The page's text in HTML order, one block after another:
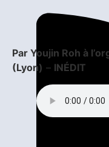
Par Youjin Roh à
(Lyon) – INÉDIT